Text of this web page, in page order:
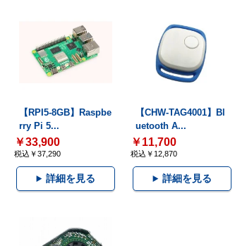
【RPI5-8GB】Raspbe
rry Pi 5...
￥33,900
税込￥37,290
詳細を見る
【CHW-TAG4001】Bl
uetooth A...
￥11,700
税込￥12,870
詳細を見る